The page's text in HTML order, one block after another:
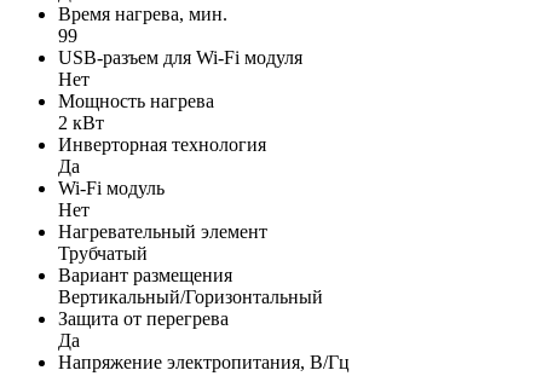
Время нагрева, мин.
99
USB-разъем для Wi-Fi модуля
Нет
Мощность нагрева
2 кВт
Инверторная технология
Да
Wi-Fi модуль
Нет
Нагревательный элемент
Трубчатый
Вариант размещения
Вертикальный/Горизонтальный
Защита от перегрева
Да
Напряжение электропитания, В/Гц